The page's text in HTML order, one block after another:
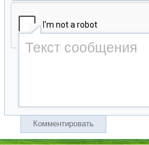
Комментировать